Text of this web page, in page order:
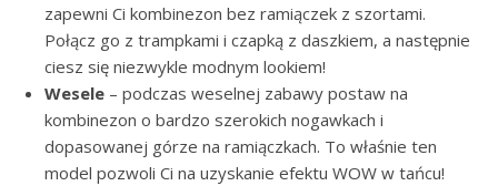
zapewni Ci kombinezon bez ramiączek z szortami.
Połącz go z trampkami i czapką z daszkiem, a następnie
ciesz się niezwykle modnym lookiem!
Wesele – podczas weselnej zabawy postaw na
kombinezon o bardzo szerokich nogawkach i
dopasowanej górze na ramiączkach. To właśnie ten
model pozwoli Ci na uzyskanie efektu WOW w tańcu!